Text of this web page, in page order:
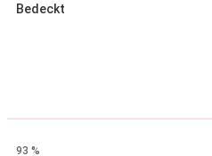
Bedeckt
93 %